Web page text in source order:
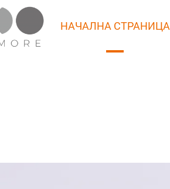
НАЧАЛНА СТРАНИЦА